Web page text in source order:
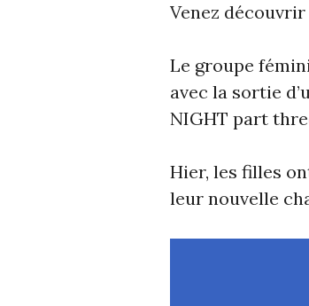
Venez
Le groupe
avec la sortie
NIGHT part
Hier, les filles
leur nouvelle